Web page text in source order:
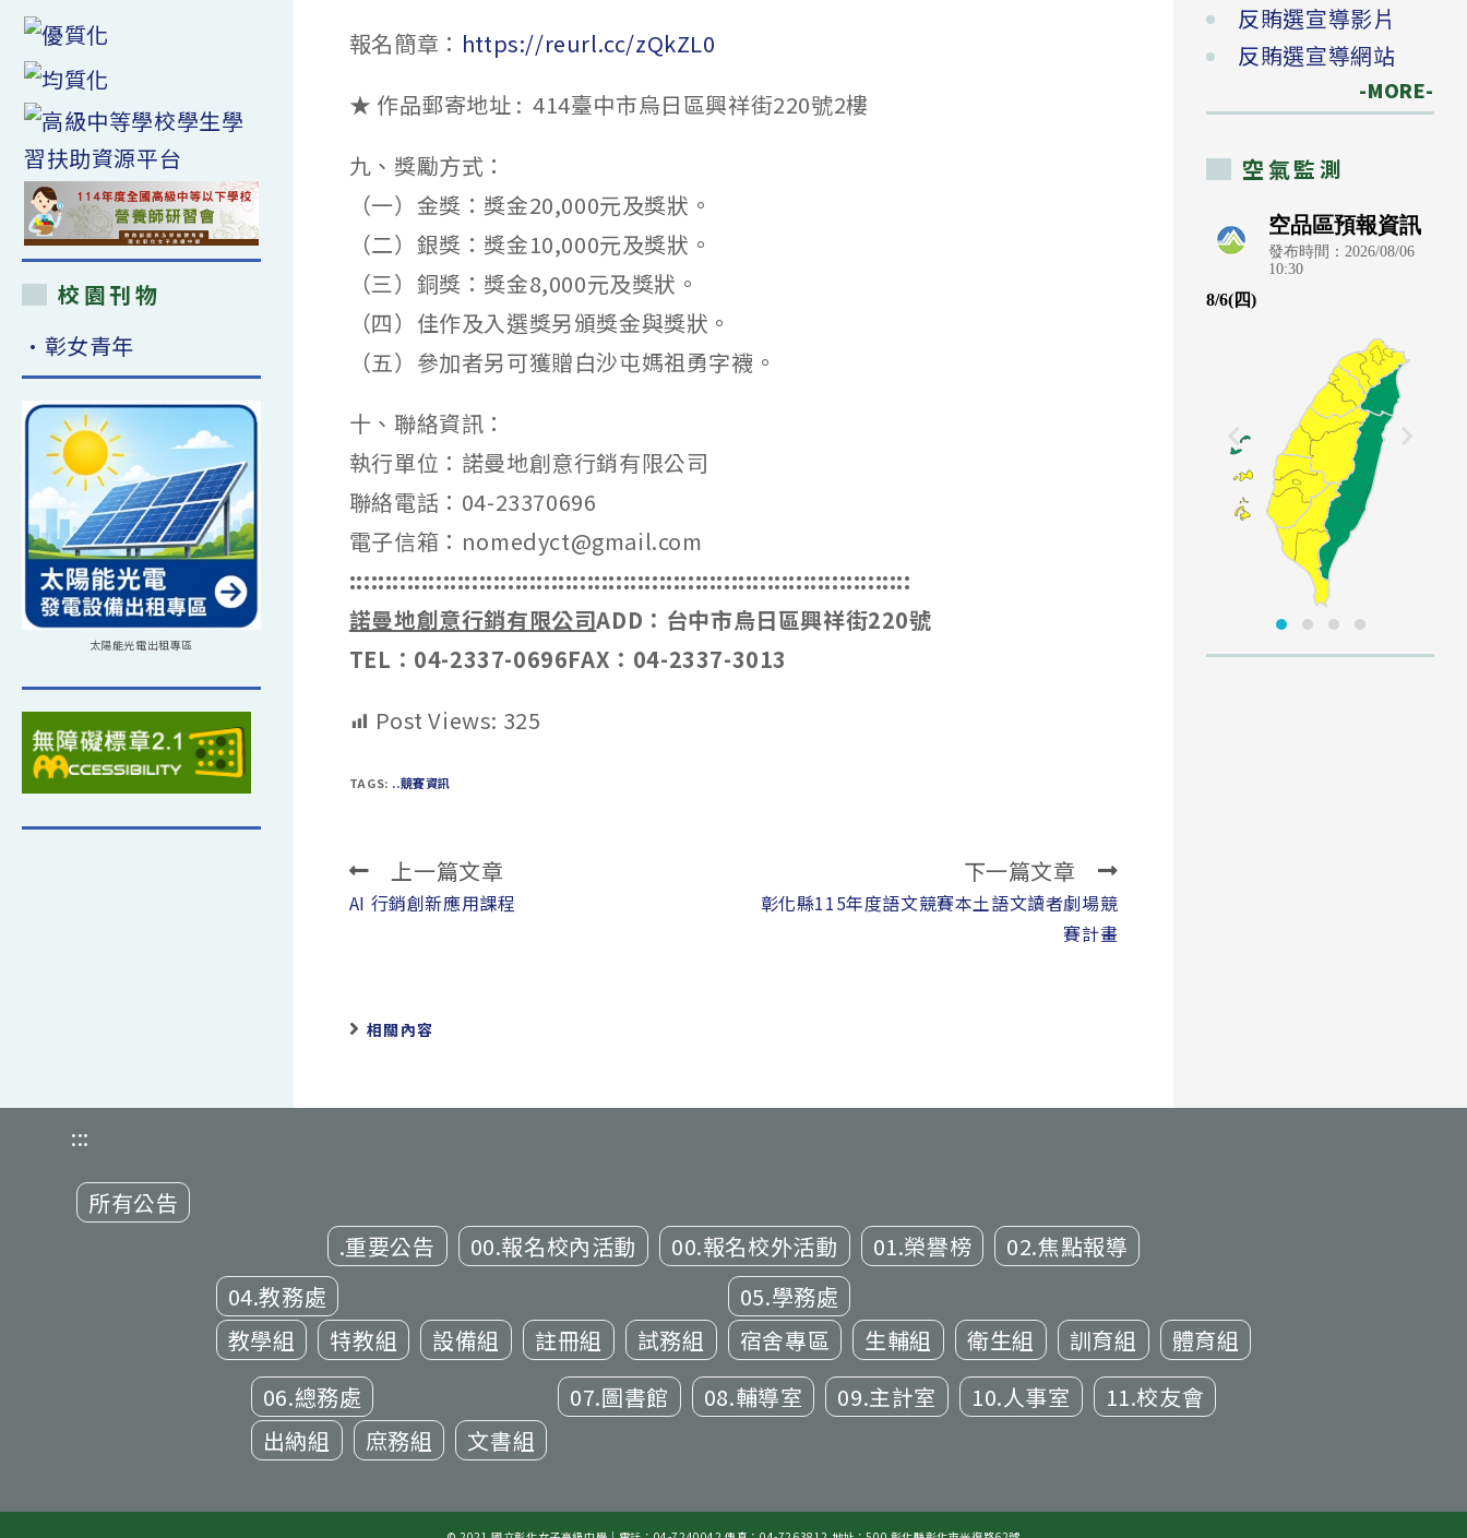
報名簡章： https://reurl.cc/zQkZL0
★ 作品郵寄地址 : 414臺中市烏日區興祥街220號2樓
九、獎勵方式：
（一）金獎：獎金20,000元及獎狀。
（二）銀獎：獎金10,000元及獎狀。
（三）銅獎：獎金8,000元及獎狀。
（四）佳作及入選獎另頒獎金與獎狀。
（五）參加者另可獲贈白沙屯媽祖勇字襪。
十、聯絡資訊：
執行單位：諾曼地創意行銷有限公司
聯絡電話：04-23370696
電子信箱：nomedyct@gmail.com
::::::::::::::::::::::::::::::::::::::::::::::::::::::::::::::::::::::::::::::
諾曼地創意行銷有限公司ADD：台中市烏日區興祥街220號
TEL：04-2337-0696FAX：04-2337-3013
Post Views: 325
TAGS: ..競賽資訊
Read
more
上一篇文章
AI 行銷創新應用課程
下一篇文章
彰化縣115年度語文競賽本土語文讀者劇場競
賽計畫
相關內容
校園刊物
•彰女青年
太陽能光電出租專區
反賄選宣導影片
反賄選宣導網站
-MORE-
空氣監測
:::
所有公告
.重要公告
00.報名校內活動 00.報名校外活動 01.榮譽榜
02.焦點報導
04.教務處
教學組
特教組 設備組 註冊組 試務組
05.學務處
宿舍專區
生輔組 衛生組 訓育組
體育組
06.總務處
出納組
庶務組 文書組
07.圖書館 08.輔導室 09.主計室 10.人事室 11.校友會